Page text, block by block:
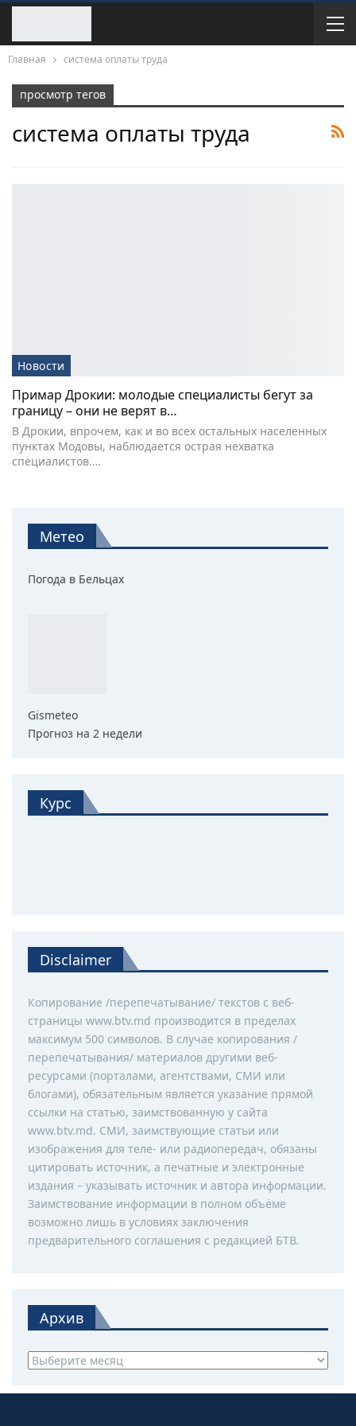
Главная система оплаты труда
просмотр тегов
система оплаты труда
Новости
Примар Дрокии: молодые специалисты бегут за
границу – они не верят в…
В Дрокии, впрочем, как и во всех остальных населенных
пунктах Модовы, наблюдается острая нехватка
специалистов.…
Метео
Погода в Бельцах
Gismeteo
Прогноз на 2 недели
Курс
Disclaimer
Копирование /перепечатывание/ текстов с веб-
страницы www.btv.md производится в пределах
максимум 500 символов. В случае копирования /
перепечатывания/ материалов другими веб-
ресурсами (порталами, агентствами, СМИ или
блогами), обязательным является указание прямой
ссылки на статью, заимствованную у сайта
www.btv.md. СМИ, заимствующие статьи или
изображения для теле- или радиопередач, обязаны
цитировать источник, а печатные и электронные
издания – указывать источник и автора информации.
Заимствование информации в полном объёме
возможно лишь в условиях заключения
предварительного соглашения с редакцией БТВ.
Архив
Архив